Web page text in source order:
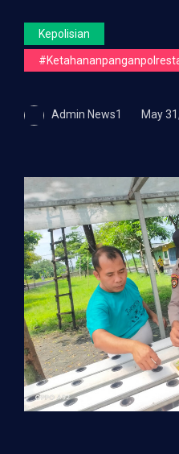
Kepolisian
Admin News1 May